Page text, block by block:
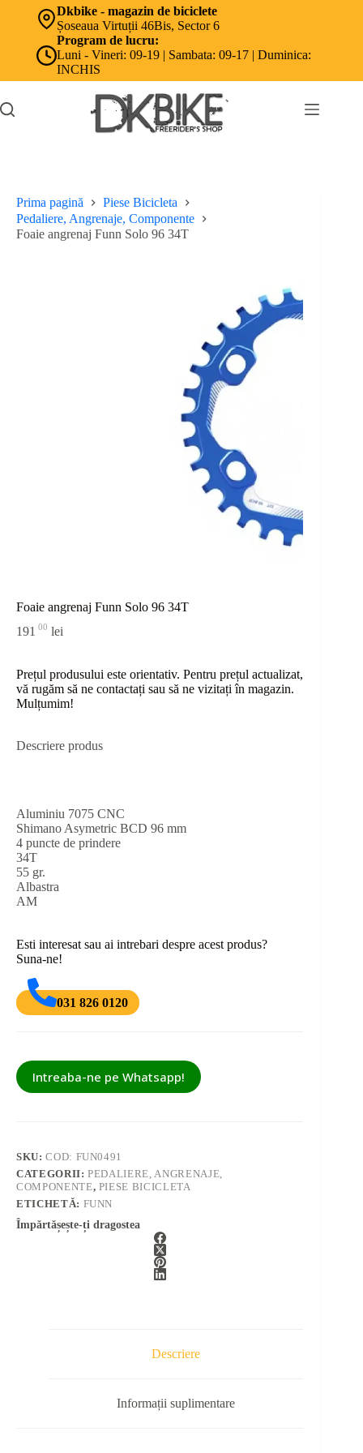
Dkbike - magazin de biciclete
Șoseaua Virtuții 46Bis, Sector 6
Program de lucru:
Luni - Vineri: 09-19 | Sambata: 09-17 | Duminica:
INCHIS
Prima pagină
Piese Bicicleta
Pedaliere, Angrenaje, Componente
Foaie angrenaj Funn Solo 96 34T
Foaie angrenaj Funn Solo 96 34T
191 00 lei
Prețul produsului este orientativ. Pentru prețul actualizat,
vă rugăm să ne contactați sau să ne vizitați în magazin.
Mulțumim!
Descriere produs
Aluminiu 7075 CNC
Shimano Asymetric BCD 96 mm
4 puncte de prindere
34T
55 gr.
Albastra
AM
Esti interesat sau ai intrebari despre acest produs?
Suna-ne!
031 826 0120
Intreaba-ne pe Whatsapp!
SKU:COD: FUN0491
CATEGORII:PEDALIERE, ANGRENAJE,
COMPONENTE, PIESE BICICLETA
ETICHETĂ: FUNN
Împărtășește-ți dragostea
Descriere
Informații suplimentare